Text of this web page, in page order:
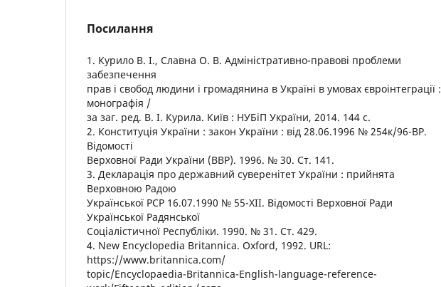
Посилання
1. Курило В. І., Славна О. В. Адміністративно-правові проблеми
забезпечення
прав і свобод людини і громадянина в Україні в умовах євроінтеграції :
монографія /
за заг. ред. В. І. Курила. Київ : НУБіП України, 2014. 144 с.
2. Конституція України : закон України : від 28.06.1996 № 254к/96-ВР.
Відомості
Верховної Ради України (ВВР). 1996. № 30. Ст. 141.
3. Декларація про державний суверенітет України : прийнята
Верховною Радою
Української РСР 16.07.1990 № 55-ХІІ. Відомості Верховної Ради
Української Радянської
Соціалістичної Республіки. 1990. № 31. Ст. 429.
4. New Encyclopedia Britannica. Oxford, 1992. URL:
https://www.britannica.com/
topic/Encyclopaedia-Britannica-English-language-reference-